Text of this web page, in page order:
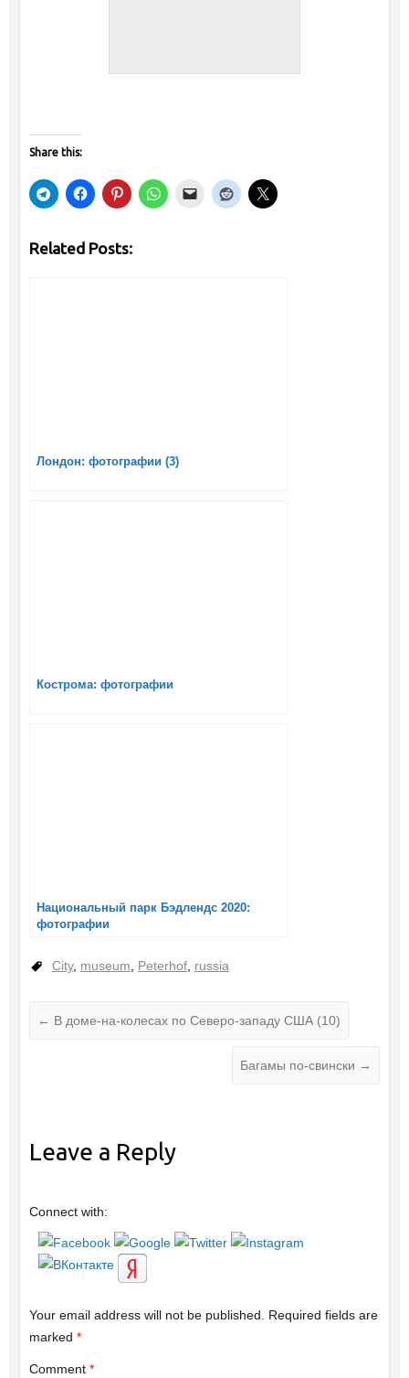
Share this:
Related Posts:
Лондон: фотографии (3)
Кострома: фотографии
Национальный парк Бэдлендс 2020:
фотографии
City, museum Peterhof, russia
← В доме-на-колесах по Северо-западу США (10)
Багамы по-свински →
Leave a Reply
Connect with:
Your email address will not be published.
Required fields are
marked *
Comment *